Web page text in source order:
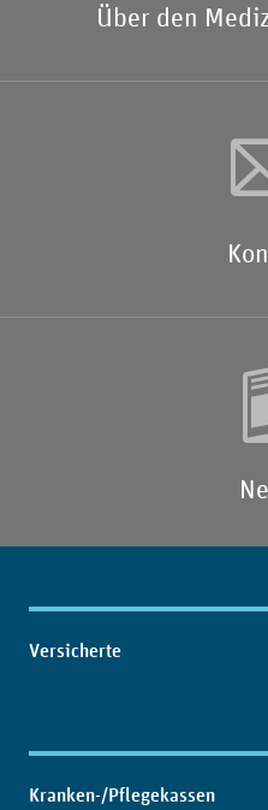
Über den
Inhaltsübersicht
Versicherte
Kranken-/Pflegekassen